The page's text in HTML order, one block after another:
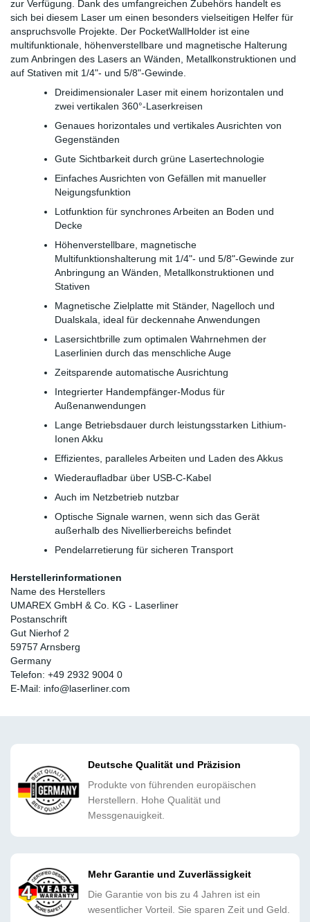
zur Verfügung. Dank des umfangreichen Zubehörs handelt es
sich bei diesem Laser um einen besonders vielseitigen Helfer für
anspruchsvolle Projekte. Der PocketWallHolder ist eine
multifunktionale, höhenverstellbare und magnetische Halterung
zum Anbringen des Lasers an Wänden, Metallkonstruktionen und
auf Stativen mit 1/4"- und 5/8"-Gewinde.
Dreidimensionaler Laser mit einem horizontalen und
zwei vertikalen 360°-Laserkreisen
Genaues horizontales und vertikales Ausrichten von
Gegenständen
Gute Sichtbarkeit durch grüne Lasertechnologie
Einfaches Ausrichten von Gefällen mit manueller
Neigungsfunktion
Lotfunktion für synchrones Arbeiten an Boden und
Decke
Höhenverstellbare, magnetische
Multifunktionshalterung mit 1/4"- und 5/8"-Gewinde zur
Anbringung an Wänden, Metallkonstruktionen und
Stativen
Magnetische Zielplatte mit Ständer, Nagelloch und
Dualskala, ideal für deckennahe Anwendungen
Lasersichtbrille zum optimalen Wahrnehmen der
Laserlinien durch das menschliche Auge
Zeitsparende automatische Ausrichtung
Integrierter Handempfänger-Modus für
Außenanwendungen
Lange Betriebsdauer durch leistungsstarken Lithium-
Ionen Akku
Effizientes, paralleles Arbeiten und Laden des Akkus
Wiederaufladbar über USB-C-Kabel
Auch im Netzbetrieb nutzbar
Optische Signale warnen, wenn sich das Gerät
außerhalb des Nivellierbereichs befindet
Pendelarretierung für sicheren Transport
Herstellerinformationen
Name des Herstellers
UMAREX GmbH & Co. KG - Laserliner
Postanschrift
Gut Nierhof 2
59757 Arnsberg
Germany
Telefon: +49 2932 9004 0
E-Mail: info@laserliner.com
Deutsche Qualität und Präzision
Produkte von führenden europäischen
Herstellern. Hohe Qualität und
Messgenauigkeit.
Mehr Garantie und Zuverlässigkeit
Die Garantie von bis zu 4 Jahren ist ein
wesentlicher Vorteil. Sie sparen Zeit und Geld.